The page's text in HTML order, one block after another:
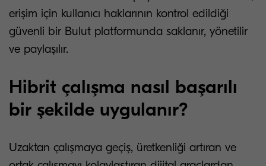
erişim için kullanıcı haklarının kontrol edildiği
güvenli bir Bulut platformunda saklanır, yönetilir
ve paylaşılır.
Hibrit çalışma nasıl başarılı
bir şekilde uygulanır?
Uzaktan çalışmaya geçiş, üretkenliği artıran ve